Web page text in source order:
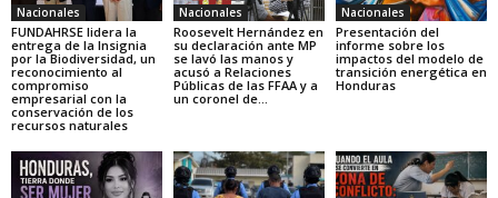
Nacionales
FUNDAHRSE lidera la
entrega de la Insignia
por la Biodiversidad, un
reconocimiento al
compromiso
empresarial con la
conservación de los
recursos naturales
Nacionales
Roosevelt Hernández en
su declaración ante MP
se lavó las manos y
acusó a Relaciones
Públicas de las FFAA y a
un coronel de...
Nacionales
Presentación del
informe sobre los
impactos del modelo de
transición energética en
Honduras